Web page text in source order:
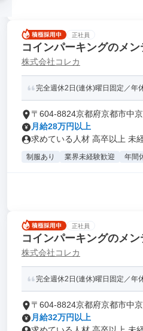
正社員
コインパーキングのメ
株式会社コレカ
完全週休2日(連休)曜日固定／年
〒604-8824京都府京都市中
月給28万円以上
求めている人材 高卒以上 未
制服あり 業界未経験歓迎 年間
正社員
コインパーキングのメ
株式会社コレカ
完全週休2日(連休)曜日固定／年
〒604-8824京都府京都市中
月給32万円以上